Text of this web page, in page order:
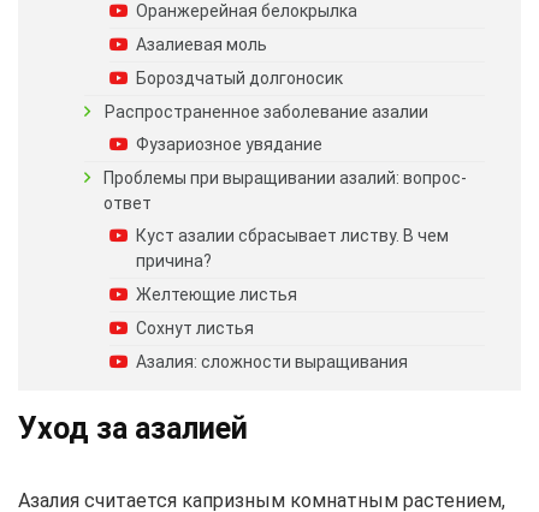
Оранжерейная белокрылка
Азалиевая моль
Бороздчатый долгоносик
Распространенное заболевание азалии
Фузариозное увядание
Проблемы при выращивании азалий: вопрос-
ответ
Куст азалии сбрасывает листву. В чем
причина?
Желтеющие листья
Сохнут листья
Азалия: сложности выращивания
Уход за азалией
Азалия считается капризным комнатным растением,